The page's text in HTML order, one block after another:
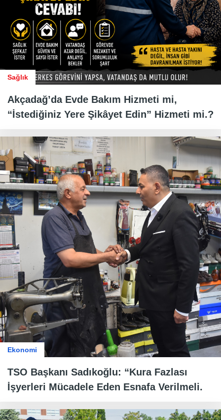
Sağlık
Akçadağ’da Evde Bakım Hizmeti mi,
“İstediğiniz Yere Şikâyet Edin” Hizmeti mi.?
Ekonomi
TSO Başkanı Sadıkoğlu: “Kura Fazlası
İşyerleri Mücadele Eden Esnafa Verilmeli.